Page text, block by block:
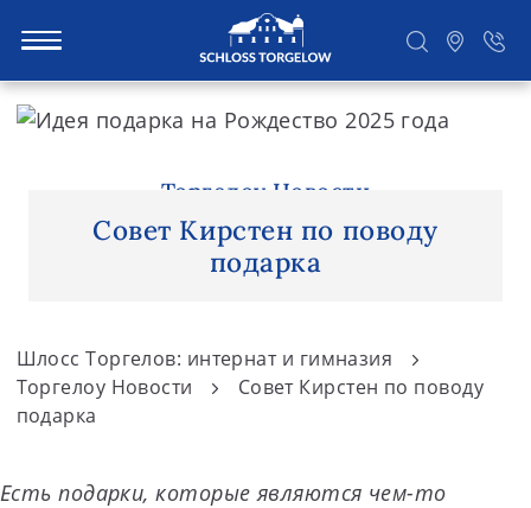
S
t
Торгелоу Новости
Совет Кирстен по поводу
подарка
Шлосс Торгелов: интернат и гимназия
Торгелоу Новости
Совет Кирстен по поводу
подарка
Есть подарки, которые являются чем-то